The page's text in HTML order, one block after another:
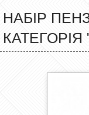
НАБІР
КАТЕГОРІЯ